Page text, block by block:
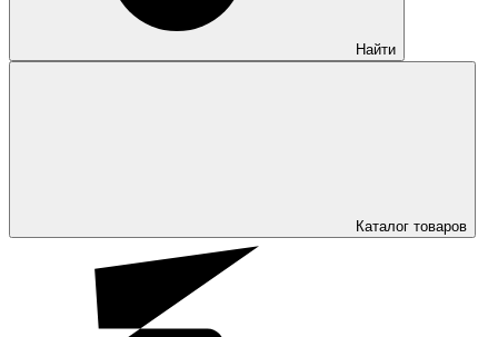
Найти
Каталог товаров